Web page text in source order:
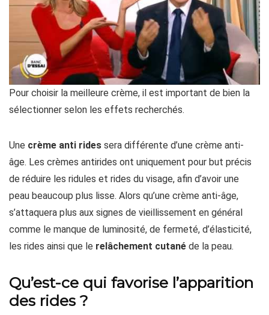
Pour choisir la meilleure crème, il est important de bien la
sélectionner selon les effets recherchés.
Une crème anti rides sera différente d’une crème anti-
âge. Les crèmes antirides ont uniquement pour but précis
de réduire les ridules et rides du visage, afin d’avoir une
peau beaucoup plus lisse. Alors qu’une crème anti-âge,
s’attaquera plus aux signes de vieillissement en général
comme le manque de luminosité, de fermeté, d’élasticité,
les rides ainsi que le relâchement cutané de la peau.
Qu’est-ce qui favorise l’apparition
des rides ?